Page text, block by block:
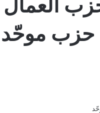
حزب موحّد